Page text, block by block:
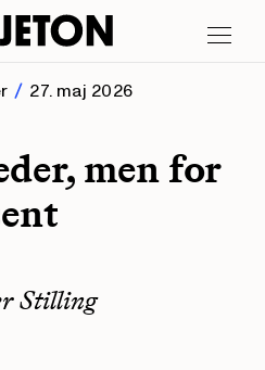
27. maj 2026
men for
Stilling